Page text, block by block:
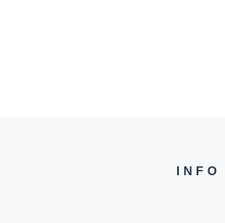
INFO